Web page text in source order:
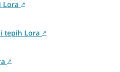
Lora ↗
tepih Lora ↗
↗